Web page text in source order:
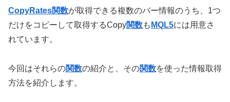
CopyRates関数が取得できる複数のバー情報のうち、1つ
だけをコピーして取得するCopy関数も MQL5には用意さ
れています。
今回はそれらの関数の紹介と、その関数を使った情報取得
方法を紹介します。